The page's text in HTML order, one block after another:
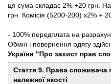
ця сума складає 2% +20 грн.
грн. Комісія (5200-200) х2% +
- 100% передплата на
Обмін і повернення одягу
України "Про захист прав
Стаття 9. Права споживача
належної якості